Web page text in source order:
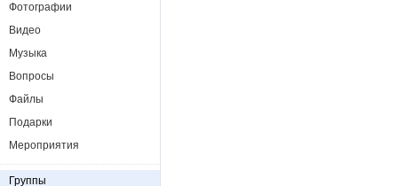
Фотографии
Видео
Музыка
Вопросы
Файлы
Подарки
Мероприятия
Группы